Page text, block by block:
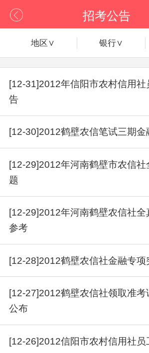
招考公告
地区∨ 银行∨
[12-31]2012年信阳市农村信用社
告
[12-30]2012鹤壁农信笔试三期金
[12-29]2012年河南鹤壁市农信社
题
[12-29]2012年河南鹤壁农信社全
参考
[12-28]2012鹤壁农信社金融专项
[12-27]2012鹤壁农信社领取准考
公布
[12-26]2012信阳市农村信用社